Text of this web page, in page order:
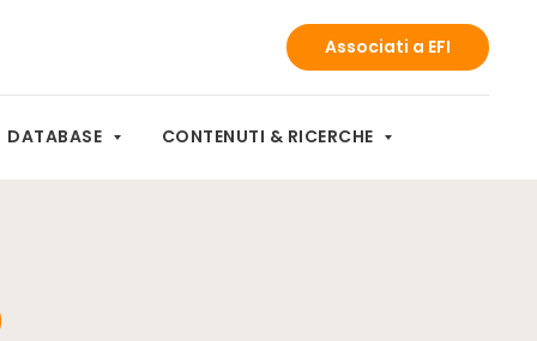
Associati a EFI
DATABASE CONTENUTI & RICERCHE